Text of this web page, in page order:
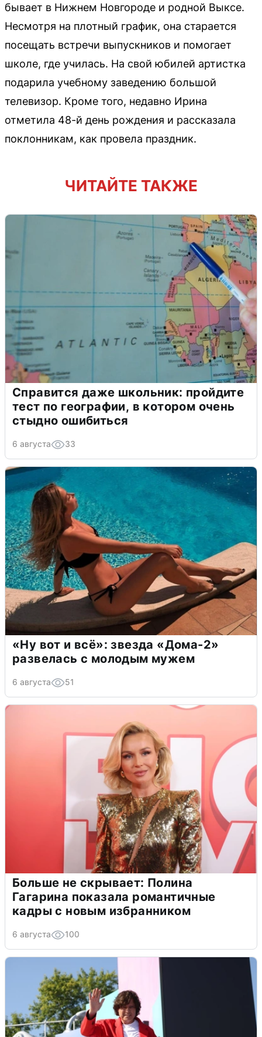
бывает в Нижнем Новгороде и родной Выксе.
Несмотря на плотный график, она старается
посещать встречи выпускников и помогает
школе, где училась. На свой юбилей артистка
подарила учебному заведению большой
телевизор. Кроме того, недавно Ирина
отметила 48-й день рождения и рассказала
поклонникам, как провела праздник.
ЧИТАЙТЕ ТАКЖЕ
Справится даже школьник: пройдите
тест по географии, в котором очень
стыдно ошибиться
6 августа 33
«Ну вот и всё»: звезда «Дома-2»
развелась с молодым мужем
6 августа 51
Больше не скрывает: Полина
Гагарина показала романтичные
кадры с новым избранником
6 августа 100